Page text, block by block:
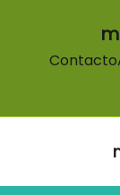
Contacto